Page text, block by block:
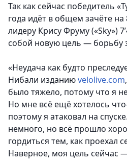
Так как сейчас победитель
года идёт в общем зачёте на
лидеру Крису Фруму («Sky»)
собой новую цель — борьбу
«Неудача как будто
Нибали изданиюvelolive.com
было тяжело, потому что я
Но мне всё ещё хотелось
поэтому я атаковал на
немного, но всё прошло
гордиться тем, как проехал
Наверное, моя цель сейчас